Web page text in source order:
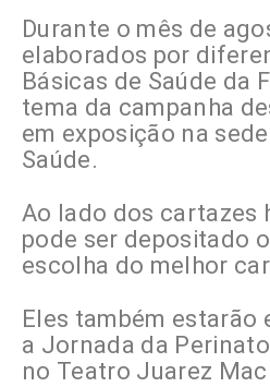
Durante o mês de
elaborados por
Básicas de Saúde da
tema da campanha
em exposição na
Saúde.
Ao lado dos cartazes
pode ser depositado
escolha do melhor
Eles também estarão
a Jornada da
no Teatro Juarez